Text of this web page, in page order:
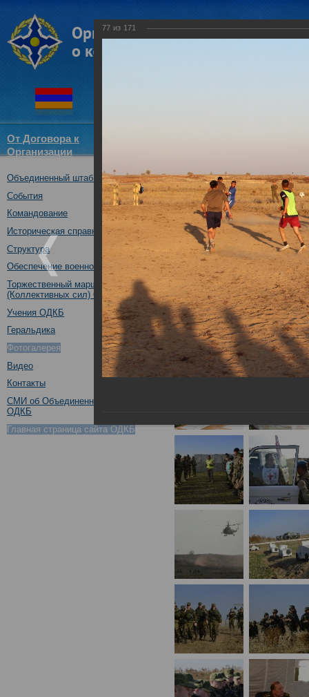
От Договора к
Организации
Объединенный штаб ОДКБ
События
Командование
Историческая справка
Структура
Обеспечение военной безопасности
Торжественный марш Войск
(Коллективных сил) ОДКБ
Учения ОДКБ
Геральдика
Фотогалерея
Видео
Контакты
СМИ об Объединенном штабе
ОДКБ
Главная страница сайта ОДКБ
Совместное учение
17.10.2017
77 из 171